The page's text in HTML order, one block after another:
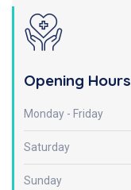
Opening Hours
Monday - Friday
Saturday
Sunday